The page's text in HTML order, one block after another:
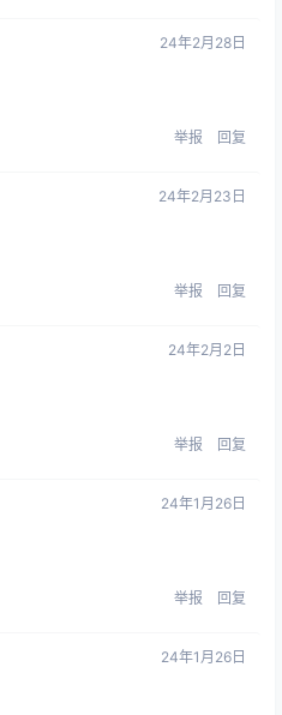
24年2月28日
举报 回复
24年2月23日
举报 回复
24年2月2日
举报 回复
24年1月26日
举报 回复
24年1月26日